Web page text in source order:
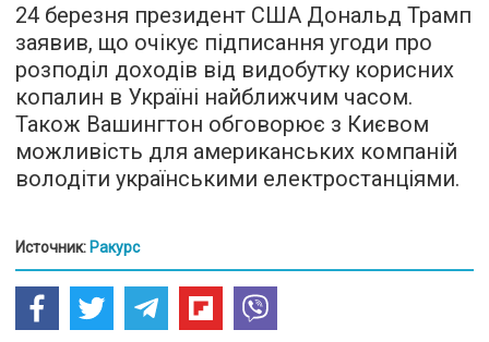
24 березня президент США Дональд Трамп
заявив, що очікує підписання угоди про
розподіл доходів від видобутку корисних
копалин в Україні найближчим часом.
Також Вашингтон обговорює з Києвом
можливість для американських компаній
володіти українськими електростанціями.
Источник: Ракурс